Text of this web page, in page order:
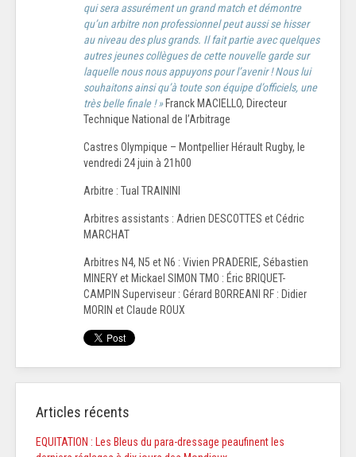
qui sera assurément un grand match et démontre
qu’un arbitre non professionnel peut aussi se hisser
au niveau des plus grands. Il fait partie avec quelques
autres jeunes collègues de cette nouvelle garde sur
laquelle nous nous appuyons pour l’avenir ! Nous lui
souhaitons ainsi qu’à toute son équipe d’officiels, une
très belle finale ! » Franck MACIELLO, Directeur
Technique National de l’Arbitrage
Castres Olympique – Montpellier Hérault Rugby, le
vendredi 24 juin à 21h00
Arbitre : Tual TRAININI
Arbitres assistants : Adrien DESCOTTES et Cédric
MARCHAT
Arbitres N4, N5 et N6 : Vivien PRADERIE, Sébastien
MINERY et Mickael SIMON TMO : Éric BRIQUET-
CAMPIN Superviseur : Gérard BORREANI RF : Didier
MORIN et Claude ROUX
Articles récents
EQUITATION : Les Bleus du para-dressage peaufinent les